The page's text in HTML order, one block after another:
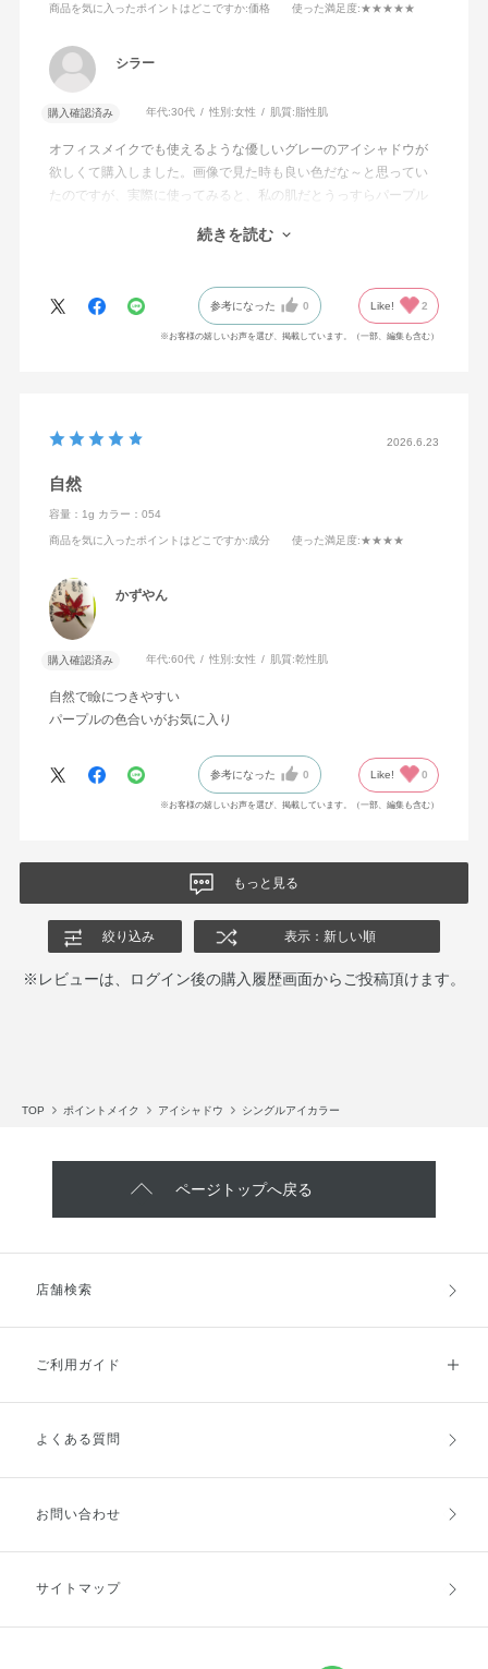
商品を気に入ったポイントはどこですか:価格 使った満足度:★★★★★
シラー
購入確認済み 年代:30代 性別:女性 肌質: 脂性肌
オフィスメイクでも使えるような優しいグレーのアイシャドウが
欲しくて購入しました。画像で見た時も良い色だな～と思ってい
たのですが、実際に使ってみると、私の肌だとうっすらパープル
の色っぽさやミステリアスなニュアンスも感じられて素敵でし
他の色とも組み合わせやすいのもポイントです。しっとりとした
質感で粉飛びもせず、色持ちも良くてお値段以上だと思います。
出会えて良かった！！
続きを読む
参考になった 0 Like! 2
※お客様の嬉しいお声を選び、掲載しています。（一部、編集も含む）
2026.6.23
自然
容量：1g カラー：054
商品を気に入ったポイントはどこですか:成分 使った満足度:★★★★
かずやん
購入確認済み 年代:60代 性別:女性 肌質:乾性肌
自然で瞼につきやすい
パープルの色合いがお気に入り
参考になった 0 Like! 0
※お客様の嬉しいお声を選び、掲載しています。（一部、編集も含む）
もっと見る
絞り込み 表示：新しい順
※レビューは、ログイン後の購入履歴画面からご投稿頂けます。
TOP ポイントメイク アイシャドウ シングルアイカラー
ページトップへ戻る
店舗検索
ご利用ガイド
ご利用ガイドトップ
お支払方法
キャンセル・返品・交換
よくある質問
お問い合わせ
サイトマップ